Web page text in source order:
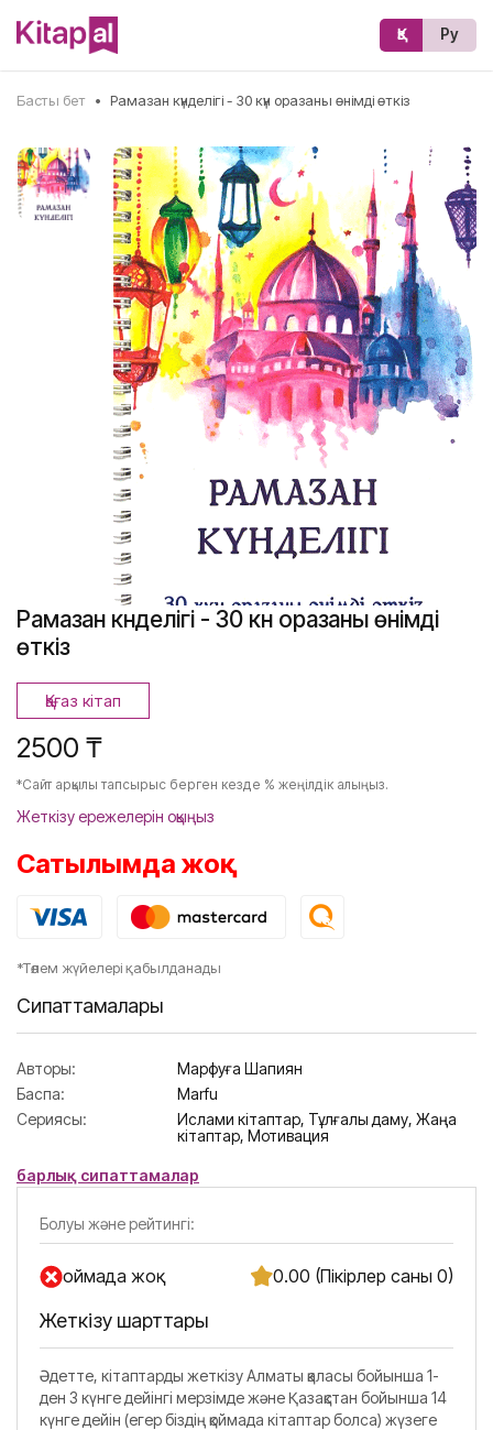
Қз Ру
Басты бет • Рамазан күнделігі - 30 күн оразаны өнімді өткіз
Рамазан күнделігі - 30 күн оразаны өнімді
өткіз
Қағаз кітап
2500 ₸
*Сайт арқылы тапсырыс берген кезде % жеңілдік алыңыз.
Жеткізу ережелерін оқыңыз
Сатылымда жоқ
*Төлем жүйелері қабылданады
Сипаттамалары
Авторы:
Марфуға Шапиян
Баспа:
Marfu
Сериясы:
Ислами кітаптар, Тұлғалық даму, Жаңа
кітаптар, Мотивация
барлық сипаттамалар
Болуы және рейтингі:
Қоймада жоқ 0.00 (Пікірлер саны 0)
Жеткізу шарттары
Әдетте, кітаптарды жеткізу Алматы қаласы бойынша 1-
ден 3 күнге дейінгі мерзімде және Қазақстан бойынша 14
күнге дейін (егер біздің қоймада кітаптар болса) жүзеге